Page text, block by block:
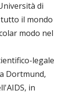
di
il mondo
modo nel
legale
Dortmund,
in